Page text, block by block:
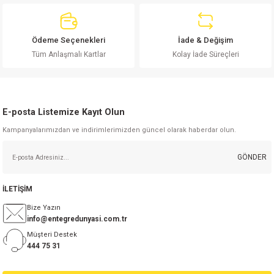
Ödeme Seçenekleri
Tüm Anlaşmalı Kartlar
İade & Değişim
Kolay İade Süreçleri
E-posta Listemize Kayıt Olun
Kampanyalarımızdan ve indirimlerimizden güncel olarak haberdar olun.
GÖNDER
İLETİŞİM
Bize Yazın
info@entegredunyasi.com.tr
Müşteri Destek
444 75 31